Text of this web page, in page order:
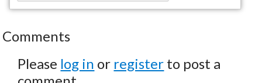
Comments
Please log in or register to post a